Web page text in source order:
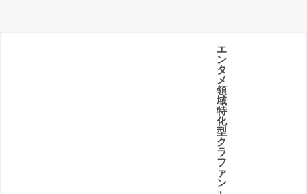
エ
ン
タ
メ
領
域
特
化
型
ク
ラ
フ
ァ
ン